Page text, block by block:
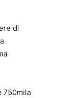
di
750mila